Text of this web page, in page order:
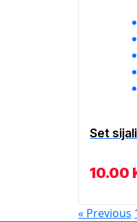
Set
10.00
« Previous